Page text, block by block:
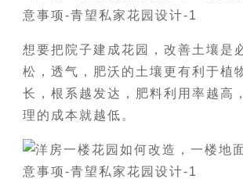
想要把院子建成花园，改善土壤是
松，透气，肥沃的土壤更有利于植
长，根系越发达，肥料利用率越高
理的成本就越低。